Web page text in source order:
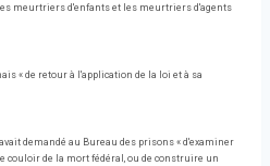
meurtriers d'enfants et les meurtriers d'agents
« de retour à l'application de la loi et à sa
demandé au Bureau des prisons « d'examiner
couloir de la mort fédéral, ou de construire un